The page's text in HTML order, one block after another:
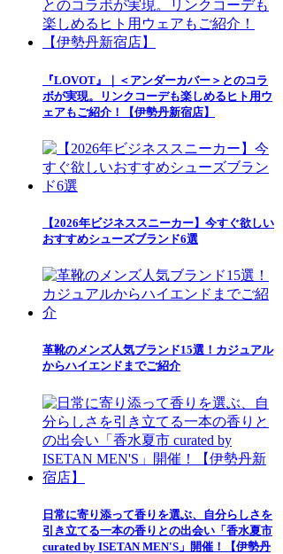
『LOVOT』｜＜アンダーカバー＞とのコラ
ボが実現。リンクコーデも楽しめるヒト用ウ
ェアもご紹介！【伊勢丹新宿店】
【2026年ビジネススニーカー】今すぐ欲しい
おすすめシューズブランド6選
革靴のメンズ人気ブランド15選！カジュアル
からハイエンドまでご紹介
日常に寄り添って香りを選ぶ、自分らしさを
引き立てる一本の香りとの出会い「香水夏市
curated by ISETAN MEN'S」開催！【伊勢丹